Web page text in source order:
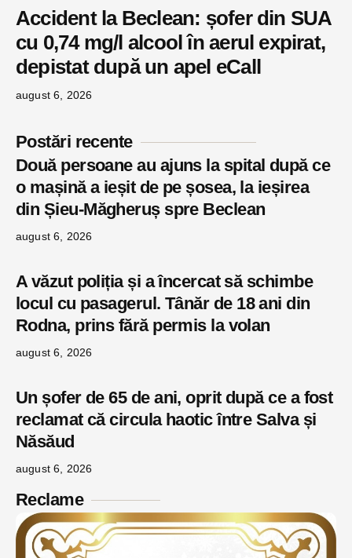
Accident la Beclean: șofer din SUA
cu 0,74 mg/l alcool în aerul expirat,
depistat după un apel eCall
august 6, 2026
Postări recente
Două persoane au ajuns la spital după ce
o mașină a ieșit de pe șosea, la ieșirea
din Șieu-Măgheruș spre Beclean
august 6, 2026
A văzut poliția și a încercat să schimbe
locul cu pasagerul. Tânăr de 18 ani din
Rodna, prins fără permis la volan
august 6, 2026
Un șofer de 65 de ani, oprit după ce a fost
reclamat că circula haotic între Salva și
Năsăud
august 6, 2026
Reclame